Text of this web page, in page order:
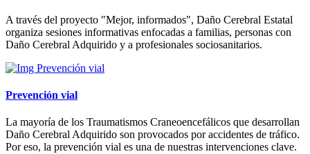
A través del proyecto "Mejor, informados", Daño Cerebral Estatal
organiza sesiones informativas enfocadas a familias, personas con
Daño Cerebral Adquirido y a profesionales sociosanitarios.
Prevención vial
La mayoría de los Traumatismos Craneoencefálicos que desarrollan
Daño Cerebral Adquirido son provocados por accidentes de tráfico.
Por eso, la prevención vial es una de nuestras intervenciones clave.